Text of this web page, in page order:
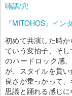
喃語/穴
『MITOHOS』イン
初めて共演した時
ていう変拍子、そ
のハードロック感
が、スタイルを貫
良さが乗っかって
思議と踊れる感じ